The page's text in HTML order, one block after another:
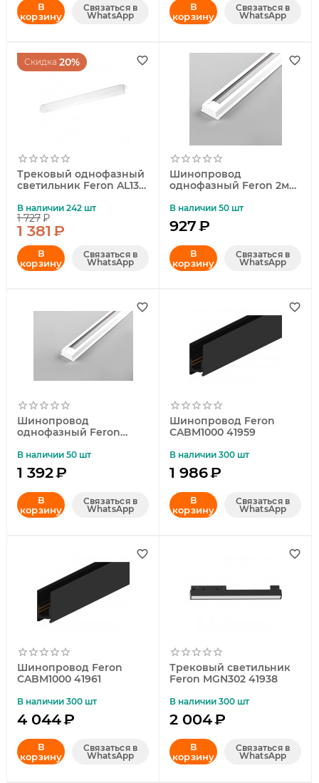
В
корзину
Связаться в
WhatsApp
В
корзину
Связаться в
WhatsApp
Скидка 20%
Трековый однофазный
светильник Feron AL132
В наличии 242 шт
1 727₽
1 381 ₽
В
корзину
Связаться в
WhatsApp
Шинопровод
однофазный Feron 2м
В наличии 50 шт
927₽
В
корзину
Связаться в
WhatsApp
Шинопровод
однофазный Feron
В наличии 50 шт
1 392₽
В
корзину
Связаться в
WhatsApp
Шинопровод Feron
CABM1000 41959
В наличии 300 шт
1 986₽
В
корзину
Связаться в
WhatsApp
Шинопровод Feron
CABM1000 41961
В наличии 300 шт
4 044₽
В
корзину
Связаться в
WhatsApp
Трековый светильник
Feron MGN302 41938
В наличии 300 шт
2 004₽
В
корзину
Связаться в
WhatsApp